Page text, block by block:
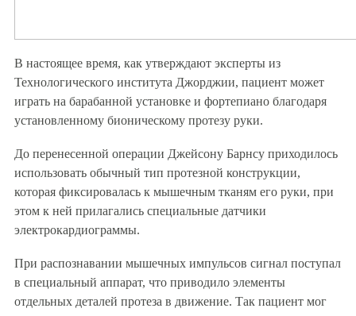
В настоящее время, как утверждают эксперты из
Технологического института Джорджии, пациент может
играть на барабанной установке и фортепиано благодаря
установленному бионическому протезу руки.
До перенесенной операции Джейсону Барнсу приходилось
использовать обычный тип протезной конструкции,
которая фиксировалась к мышечным тканям его руки, при
этом к ней прилагались специальные датчики
электрокардиограммы.
При распознавании мышечных импульсов сигнал поступал
в специальный аппарат, что приводило элементы
отдельных деталей протеза в движение. Так пациент мог